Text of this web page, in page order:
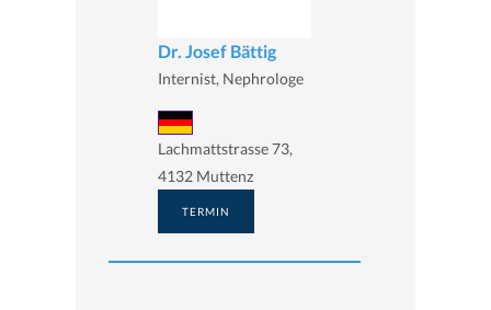
Dr. Josef Bättig
Internist, Nephrologe
Lachmattstrasse 73,
4132 Muttenz
TERMIN